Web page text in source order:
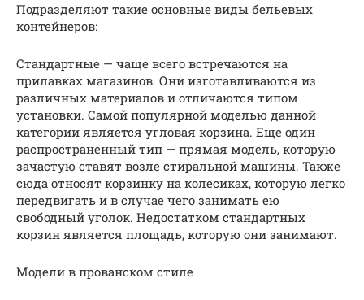
Подразделяют такие основные виды бельевых
контейнеров:
Стандартные — чаще всего встречаются на
прилавках магазинов. Они изготавливаются из
различных материалов и отличаются типом
установки. Самой популярной моделью данной
категории является угловая корзина. Еще один
распространенный тип — прямая модель, которую
зачастую ставят возле стиральной машины. Также
сюда относят корзинку на колесиках, которую легко
передвигать и в случае чего занимать ею
свободный уголок. Недостатком стандартных
корзин является площадь, которую они занимают.
Модели в прованском стиле